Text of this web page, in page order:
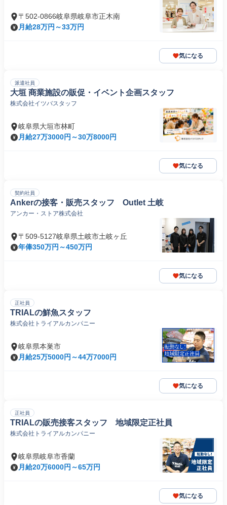
〒502-0866岐阜県岐阜市正木南
月給28万円～33万円
気になる
派遣社員
大垣 商業施設の販促・イベント企画スタッフ
株式会社イツバスタッフ
岐阜県大垣市林町
月給27万3000円～30万8000円
気になる
契約社員
Ankerの接客・販売スタッフ Outlet 土岐
アンカー・ストア株式会社
〒509-5127岐阜県土岐市土岐ヶ丘
年俸350万円～450万円
気になる
正社員
TRIALの鮮魚スタッフ
株式会社トライアルカンパニー
岐阜県本巣市
月給25万5000円～44万7000円
気になる
正社員
TRIALの販売接客スタッフ 地域限定正社員
株式会社トライアルカンパニー
岐阜県岐阜市香蘭
月給20万6000円～65万円
気になる